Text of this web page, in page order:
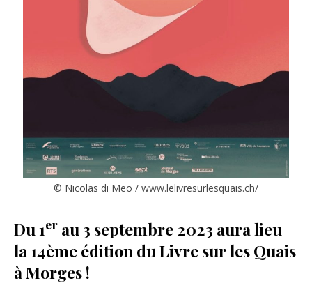
© Nicolas di Meo / www.lelivresurlesquais.ch/
Du 1er au 3 septembre 2023 aura lieu
la 14ème édition du Livre sur les Quais
à Morges !